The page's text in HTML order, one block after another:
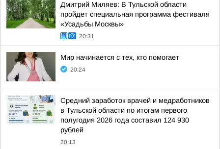
Дмитрий Миляев: В Тульской области
пройдет специальная программа фестиваля
«Усадьбы Москвы»
20:31
Мир начинается с тех, кто помогает
20:24
Средний заработок врачей и медработников
в Тульской области по итогам первого
полугодия 2026 года составил 124 930
рублей
20:13